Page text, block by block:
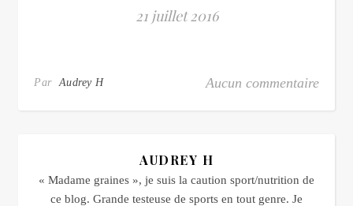
21 juillet 2016
ParAudrey H Aucun commentaire
AUDREY H
« Madame graines », je suis la caution sport/nutrition de
ce blog. Grande testeuse de sports en tout genre. Je